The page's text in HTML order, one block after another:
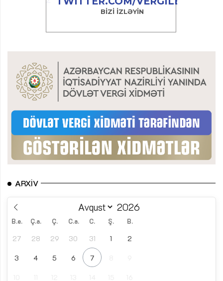
ARXIV
B.e. Ç.a. Ç. C.a. C. Ş. B.
27 28 29 30 31 1 2
3 4 5 6 7